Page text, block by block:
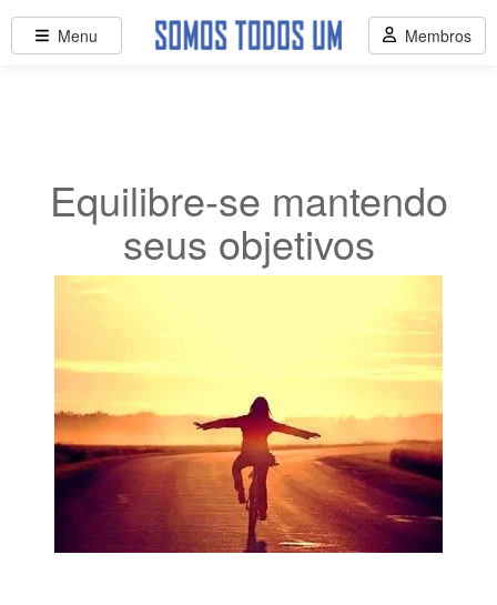
Equilibre-se mantendo
seus objetivos
Menu Membros